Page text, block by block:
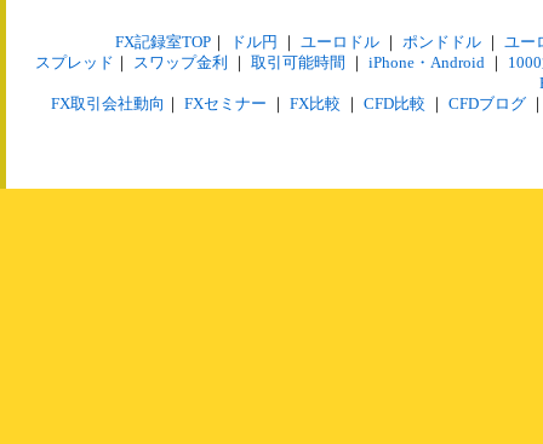
FX記録室TOP｜ ドル円 ｜ ユーロドル｜ ポンドドル｜ ユー
スプレッド ｜ スワップ金利 ｜ 取引可能時間 ｜ iPhone・Android ｜
FX取引会社動向 ｜ FXセミナー ｜ FX比較 ｜ CFD比較 ｜ CFDブログ